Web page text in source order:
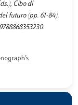
Cibo di
futuro (pp. 61-84).